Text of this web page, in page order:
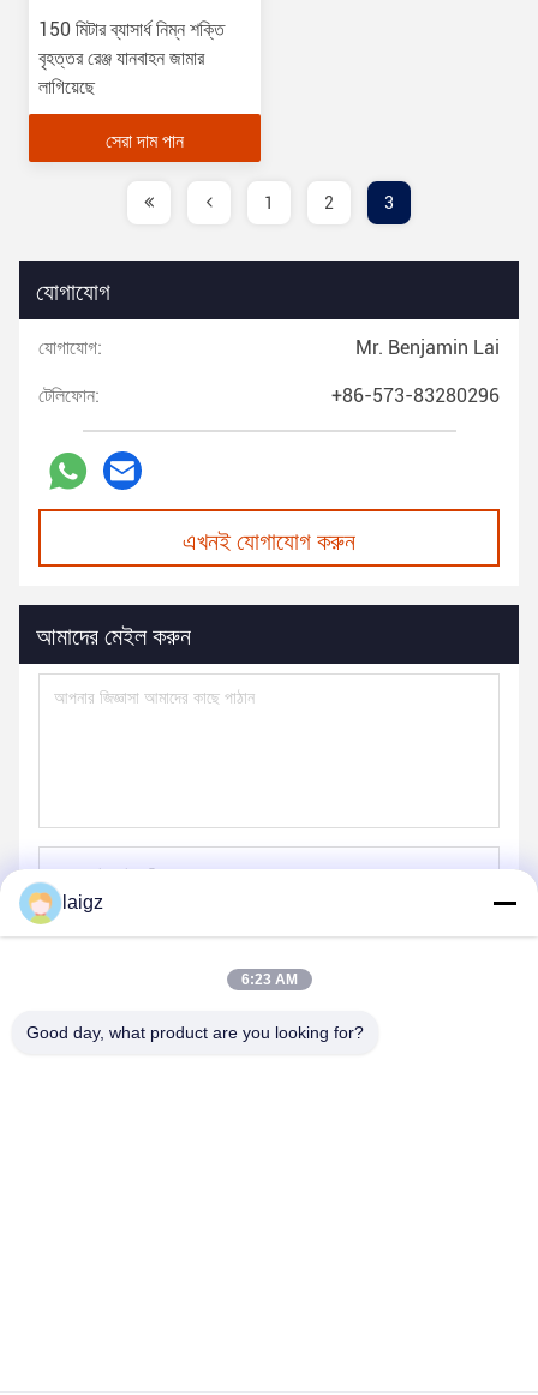
150 মিটার ব্যাসার্ধ নিম্ন শক্তি
বৃহত্তর রেঞ্জ যানবাহন জামার
লাগিয়েছে
সেরা দাম পান
1 2 3
যোগাযোগ
যোগাযোগ: Mr. Benjamin Lai
টেলিফোন: +86-573-83280296
এখনই যোগাযোগ করুন
আমাদের মেইল করুন
পাঠান
laigz
6:23 AM
Good day, what product are you looking for?